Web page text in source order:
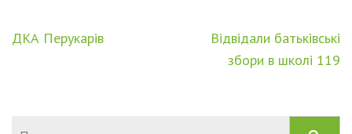
Навігація
ДКА Перукарів
Відвідали батьківські
збори в школі 119